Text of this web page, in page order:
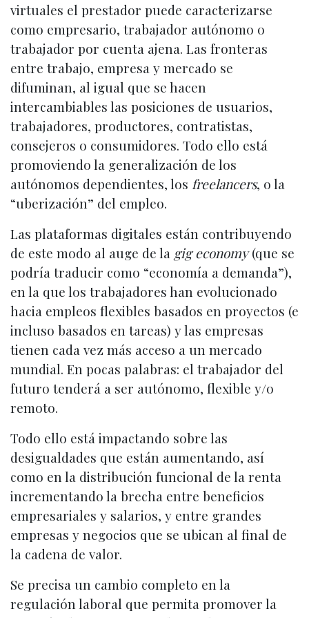
virtuales el prestador puede caracterizarse
como empresario, trabajador autónomo o
trabajador por cuenta ajena. Las fronteras
entre trabajo, empresa y mercado se
difuminan, al igual que se hacen
intercambiables las posiciones de usuarios,
trabajadores, productores, contratistas,
consejeros o consumidores. Todo ello está
promoviendo la generalización de los
autónomos dependientes, los freelancers, o la
“uberización” del empleo.
Las plataformas digitales están contribuyendo
de este modo al auge de la gig economy(que se
podría traducir como “economía a demanda”),
en la que los trabajadores han evolucionado
hacia empleos flexibles basados en proyectos (e
incluso basados en tareas) y las empresas
tienen cada vez más acceso a un mercado
mundial. En pocas palabras: el trabajador del
futuro tenderá a ser autónomo, flexible y/o
remoto.
Todo ello está impactando sobre las
desigualdades que están aumentando, así
como en la distribución funcional de la renta
incrementando la brecha entre beneficios
empresariales y salarios, y entre grandes
empresas y negocios que se ubican al final de
la cadena de valor.
Se precisa un cambio completo en la
regulación laboral que permita promover la